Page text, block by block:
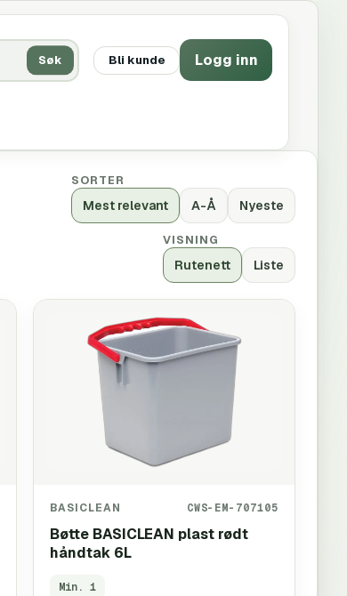
Søk Bli kunde Logg inn
SORTER
Mest relevant A-Å Nyeste
VISNING
Rutenett Liste
BASICLEAN CWS-EM-707105
Bøtte BASICLEAN plast rødt
håndtak 6L
Min.1